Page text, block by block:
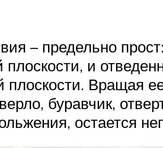
– предельно
плоскости, и
плоскости. Вращая
буравчик,
остается